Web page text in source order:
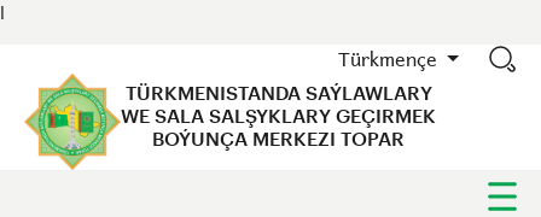
l
Türkmençe
TÜRKMENISTANDA SAÝLAWLARY
WE SALA SALŞYKLARY GEÇIRMEK
BOÝUNÇA MERKEZI TOPAR